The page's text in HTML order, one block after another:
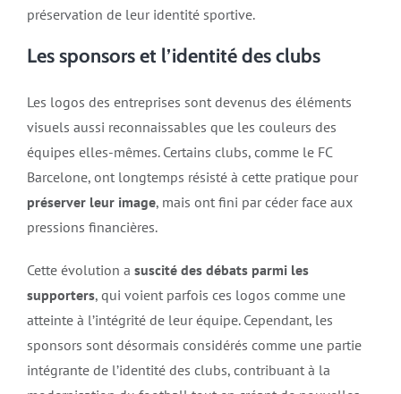
préservation de leur identité sportive.
Les sponsors et l’identité des clubs
Les logos des entreprises sont devenus des éléments
visuels aussi reconnaissables que les couleurs des
équipes elles-mêmes. Certains clubs, comme le FC
Barcelone, ont longtemps résisté à cette pratique pour
préserver leur image, mais ont fini par céder face aux
pressions financières.
Cette évolution a suscité des débats parmi les
supporters, qui voient parfois ces logos comme une
atteinte à l’intégrité de leur équipe. Cependant, les
sponsors sont désormais considérés comme une partie
intégrante de l’identité des clubs, contribuant à la